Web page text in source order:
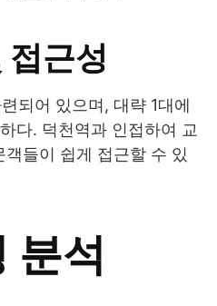
접근성
되어 있으며, 대략 1대에
다. 덕천역과 인접하여 교
들이 쉽게 접근할 수 있
분석